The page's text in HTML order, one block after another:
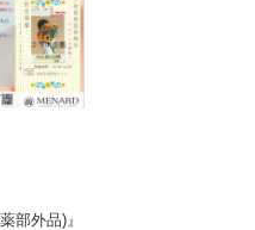
部外品)』